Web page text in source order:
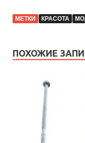
МЕТКИ КРАСОТА
ПОХОЖИЕ